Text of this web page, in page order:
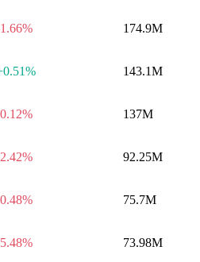
174.9M
0.51% 143.1M
137M
92.25M
75.7M
73.98M